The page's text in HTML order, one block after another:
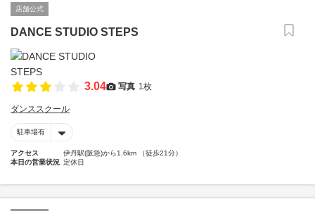
店舗公式
DANCE STUDIO STEPS
3.04 写真 1枚
ダンススクール
駐車場有
アクセス
伊丹駅(阪急)から1.6km （徒歩21分）
本日の営業状況 定休日